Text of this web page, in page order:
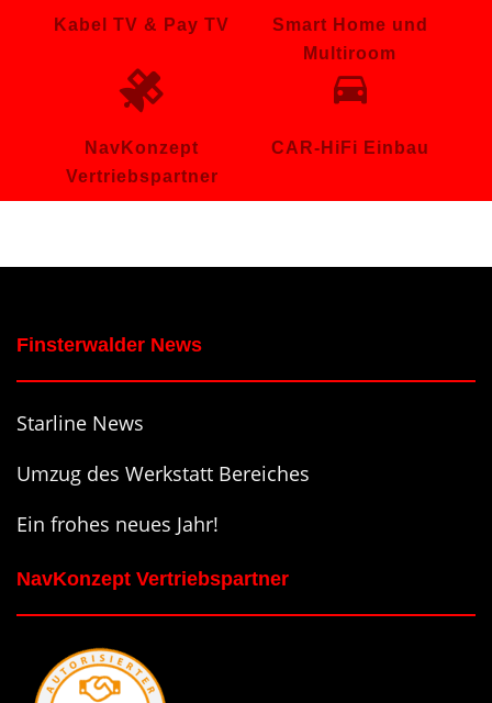
Kabel TV & Pay TV
Smart Home und
Multiroom
NavKonzept
Vertriebspartner
CAR-HiFi Einbau
Finsterwalder News
Starline News
Umzug des Werkstatt Bereiches
Ein frohes neues Jahr!
NavKonzept Vertriebspartner